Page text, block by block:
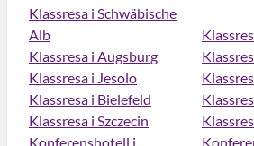
Klassresa i Schwäbische
Alb
Klassresa i Augsburg
Klassresa i Jesolo
Klassresa i Bielefeld
Klassresa i Szczecin
Konferenshotell i